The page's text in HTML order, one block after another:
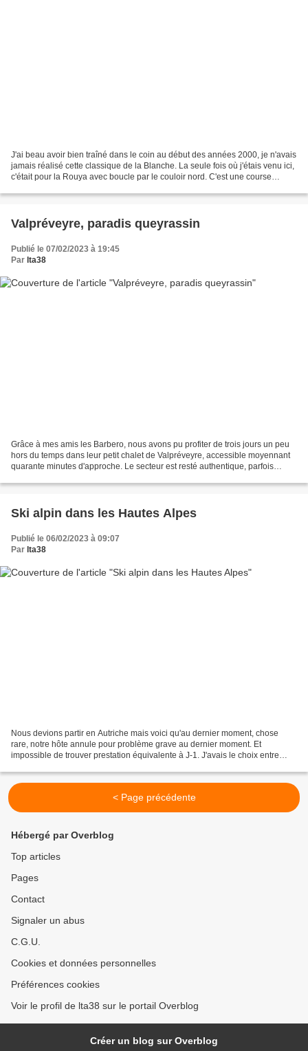
J'ai beau avoir bien traîné dans le coin au début des années 2000, je n'avais
jamais réalisé cette classique de la Blanche. La seule fois où j'étais venu ici,
c'était pour la Rouya avec boucle par le couloir nord. C'est une course
Valpréveyre, paradis queyrassin
Publié le 07/02/2023 à 19:45
Par lta38
Grâce à mes amis les Barbero, nous avons pu profiter de trois jours un peu
hors du temps dans leur petit chalet de Valpréveyre, accessible moyennant
quarante minutes d'approche. Le secteur est resté authentique, parfois
Ski alpin dans les Hautes Alpes
Publié le 06/02/2023 à 09:07
Par lta38
Nous devions partir en Autriche mais voici qu'au dernier moment, chose
rare, notre hôte annule pour problème grave au dernier moment. Et
impossible de trouver prestation équivalente à J-1. J'avais le choix entre
< Page précédente
Hébergé par Overblog
Top articles
Pages
Contact
Signaler un abus
C.G.U.
Cookies et données personnelles
Préférences cookies
Voir le profil de lta38 sur le portail Overblog
Créer un blog sur Overblog